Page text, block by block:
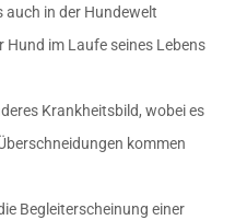
auch in der Hundewelt
Hund im Laufe seines Lebens
Krankheitsbild, wobei es
kommen
Begleiterscheinung einer